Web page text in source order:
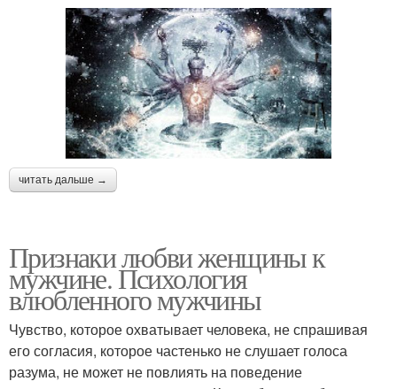
читать дальше →
Признаки любви женщины к
мужчине. Психология
влюбленного мужчины
Чувство, которое охватывает человека, не спрашивая
его согласия, которое частенько не слушает голоса
разума, не может не повлиять на поведение